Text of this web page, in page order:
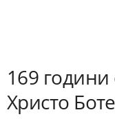
169
Христо